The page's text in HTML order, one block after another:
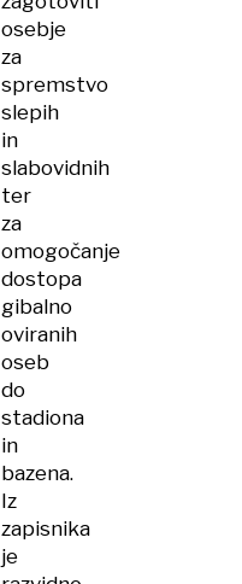
osebje
za
spremstvo
slepih
in
slabovidnih
ter
za
omogočanje
dostopa
gibalno
oviranih
oseb
do
stadiona
in
bazena.
Iz
zapisnika
je